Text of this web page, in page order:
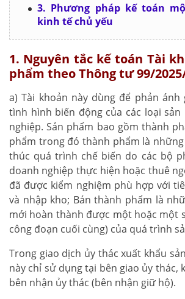
3. Phương pháp kế toán
kinh tế chủ yếu
1. Nguyên tắc kế toán Tài
phẩm theo Thông tư 99/
a) Tài khoản này dùng để phản
tình hình biến động của các loại sản
nghiệp. Sản phẩm bao gồm thành
phẩm trong đó thành phẩm là
thúc quá trình chế biến do các bộ
doanh nghiệp thực hiện hoặc thuê
đã được kiểm nghiệm phù hợp với
và nhập kho; Bán thành phẩm là
mới hoàn thành được một hoặc một
công đoạn cuối cùng) của quá trình
Trong giao dịch ủy thác xuất khẩu
này chỉ sử dụng tại bên giao ủy thác,
bên nhận ủy thác (bên nhận giữ hộ).